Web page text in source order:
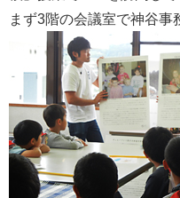
まず3階の会議室で神谷事